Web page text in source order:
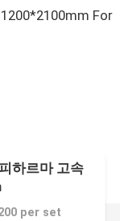
하르마 고속
per set